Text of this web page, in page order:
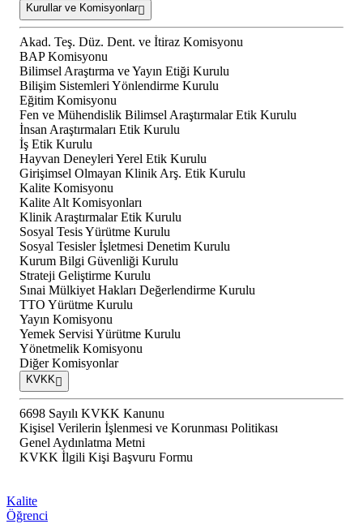
Kurullar ve Komisyonlar
Akad. Teş. Düz. Dent. ve İtiraz Komisyonu
BAP Komisyonu
Bilimsel Araştırma ve Yayın Etiği Kurulu
Bilişim Sistemleri Yönlendirme Kurulu
Eğitim Komisyonu
Fen ve Mühendislik Bilimsel Araştırmalar Etik Kurulu
İnsan Araştırmaları Etik Kurulu
İş Etik Kurulu
Hayvan Deneyleri Yerel Etik Kurulu
Girişimsel Olmayan Klinik Arş. Etik Kurulu
Kalite Komisyonu
Kalite Alt Komisyonları
Klinik Araştırmalar Etik Kurulu
Sosyal Tesis Yürütme Kurulu
Sosyal Tesisler İşletmesi Denetim Kurulu
Kurum Bilgi Güvenliği Kurulu
Strateji Geliştirme Kurulu
Sınai Mülkiyet Hakları Değerlendirme Kurulu
TTO Yürütme Kurulu
Yayın Komisyonu
Yemek Servisi Yürütme Kurulu
Yönetmelik Komisyonu
Diğer Komisyonlar
KVKK
6698 Sayılı KVKK Kanunu
Kişisel Verilerin İşlenmesi ve Korunması Politikası
Genel Aydınlatma Metni
KVKK İlgili Kişi Başvuru Formu
Kalite
Öğrenci